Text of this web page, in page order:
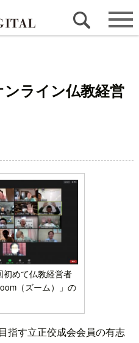
ライン仏教経営
初めて仏教経営者
（ズーム）」の
指す立正佼成会会員の有志